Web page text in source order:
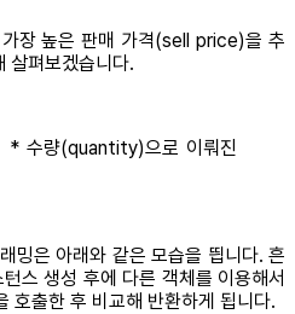
장 높은 판매 가격(sell price)을 추
살펴보겠습니다.
* 수량(quantity)으로 이뤄진
밍은 아래와 같은 모습을 띕니다. 흔
스 생성 후에 다른 객체를 이용해서
출한 후 비교해 반환하게 됩니다.